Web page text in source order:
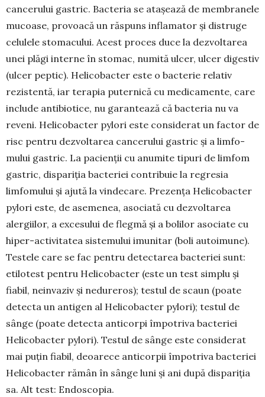
cancerului gastric. Bacteria se atașează de membra­nele
mucoase, provoacă un răspuns inflamator și distruge
celulele stomacului. Acest proces duce la dezvoltarea
unei plăgi interne în stomac, numită ulcer, ulcer digestiv
(ulcer peptic). Helicobacter este o bacterie relativ
rezistentă, iar terapia puter­nică cu medicamente, care
include antibiotice, nu garantează că bacteria nu va
reveni. Helicobacter pylori este considerat un factor de
risc pentru dez­voltarea cancerului gastric și a limfo­
mului gastric. La pacienții cu anumite tipuri de limfom
gastric, dispariția bac­teriei contribuie la regresia
limfomului și ajută la vindecare. Prezența Helico­bacter
pylori este, de asemenea, asociată cu dezvoltarea
alergiilor, a excesului de flegmă și a bolilor asociate cu
hiper-activitatea sistemului imunitar (boli autoimune).
Testele care se fac pentru detectarea bacteriei sunt:
etilotest pen­tru Helicobacter (este un test simplu și
fiabil, neinvaziv și nedureros); testul de scaun (poate
detecta un antigen al Helicobacter pylori); testul de
sânge (poate detecta anticorpi împotriva bac­teriei
Helicobacter pylori). Testul de sân­ge este considerat
mai puțin fiabil, deoarece anticorpii împotriva bacteriei
Helicobacter rămân în sânge luni și ani după dispariția
sa. Alt test: Endoscopia.